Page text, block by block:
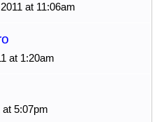
at 11:06am
at 1:20am
5:07pm